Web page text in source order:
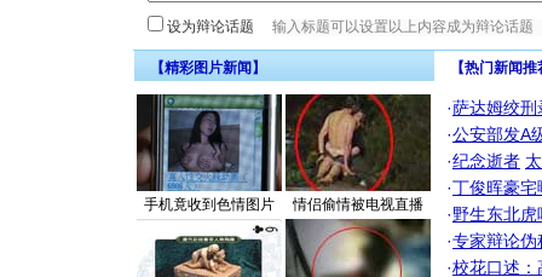
设为辩论话题
【精彩图片新闻】
手机竟收到色情图片 情侣偷情被电视直播
【热门新闻
·萨达姆绞刑
·公安部发A
·纪念逝者
·丁俊晖豪
·野生东北
·专家辩论伪
·校花口述：